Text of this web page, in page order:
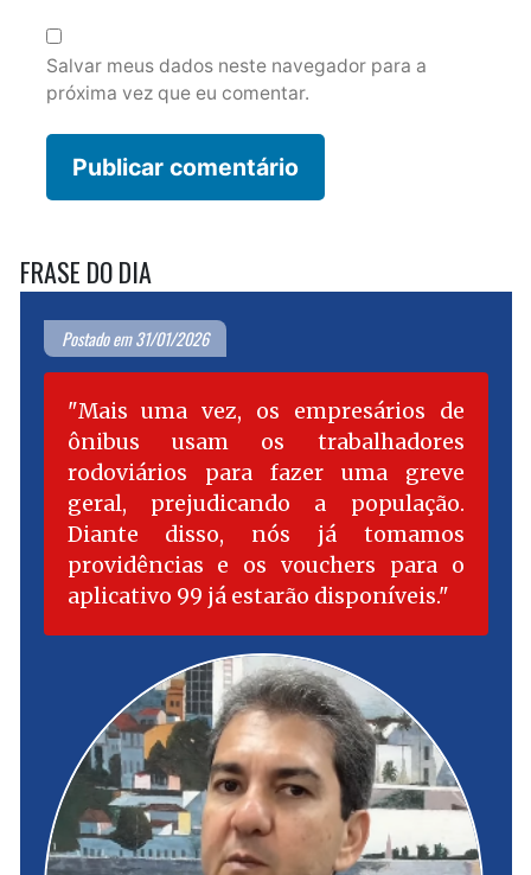
Salvar meus dados neste navegador para a
próxima vez que eu comentar.
FRASE DO DIA
Postado em 31/01/2026
Mais uma vez, os empresários de
ônibus usam os trabalhadores
rodoviários para fazer uma greve
geral, prejudicando a população.
Diante disso, nós já tomamos
providências e os vouchers para o
aplicativo 99 já estarão disponíveis.